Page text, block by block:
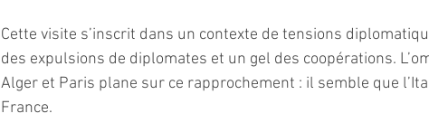
Cette visite s’inscrit dans un contexte de tensions
des expulsions de diplomates et un gel des coopérations.
Alger et Paris plane sur ce rapprochement : il semble que
France.